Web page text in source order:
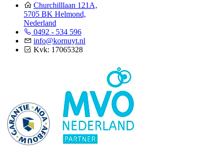
Churchilllaan 121A,
5705 BK Helmond,
Nederland
0492 - 534 596
info@kornuyt.nl
Kvk: 17065328